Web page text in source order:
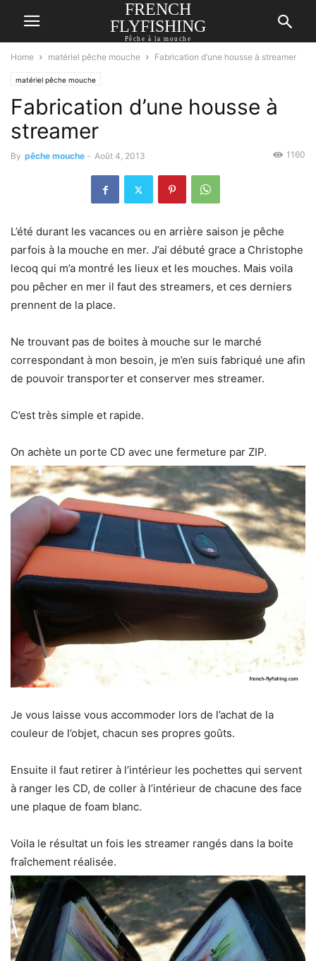
FRENCH
FLYFISHING
Pêche à la mouche
Home matériel pêche mouche Fabrication d’une housse à streamer
matériel pêche mouche
Fabrication d’une housse à
streamer
By pêche mouche - Août 4, 2013 1160
L’été durant les vacances ou en arrière saison je pêche
parfois à la mouche en mer. J’ai débuté grace a Christophe
lecoq qui m’a montré les lieux et les mouches. Mais voila
pou pêcher en mer il faut des streamers, et ces derniers
prennent de la place.
Ne trouvant pas de boites à mouche sur le marché
correspondant à mon besoin, je m’en suis fabriqué une afin
de pouvoir transporter et conserver mes streamer.
C’est très simple et rapide.
On achète un porte CD avec une fermeture par ZIP.
Je vous laisse vous accommoder lors de l’achat de la
couleur de l’objet, chacun ses propres goûts.
Ensuite il faut retirer à l’intérieur les pochettes qui servent
à ranger les CD, de coller à l’intérieur de chacune des face
une plaque de foam blanc.
Voila le résultat un fois les streamer rangés dans la boite
fraîchement réalisée.